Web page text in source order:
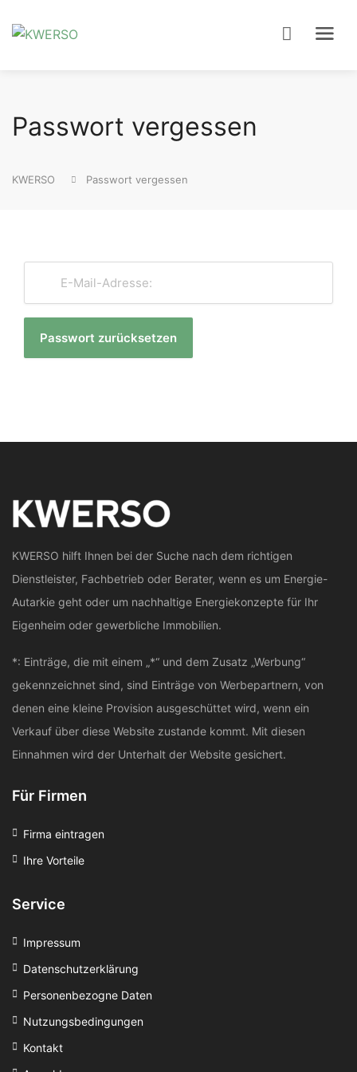
Passwort vergessen
KWERSO Passwort vergessen
KWERSO hilft Ihnen bei der Suche nach dem richtigen
Dienstleister, Fachbetrieb oder Berater, wenn es um Energie-
Autarkie geht oder um nachhaltige Energiekonzepte für Ihr
Eigenheim oder gewerbliche Immobilien.
*: Einträge, die mit einem „*“ und dem Zusatz „Werbung“
gekennzeichnet sind, sind Einträge von Werbepartnern, von
denen eine kleine Provision ausgeschüttet wird, wenn ein
Verkauf über diese Website zustande kommt. Mit diesen
Einnahmen wird der Unterhalt der Website gesichert.
Für Firmen
Firma eintragen
Ihre Vorteile
Service
Impressum
Datenschutzerklärung
Personenbezogne Daten
Nutzungsbedingungen
Kontakt